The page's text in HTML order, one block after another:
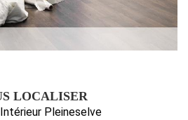
LOCALISER
Pleineselve